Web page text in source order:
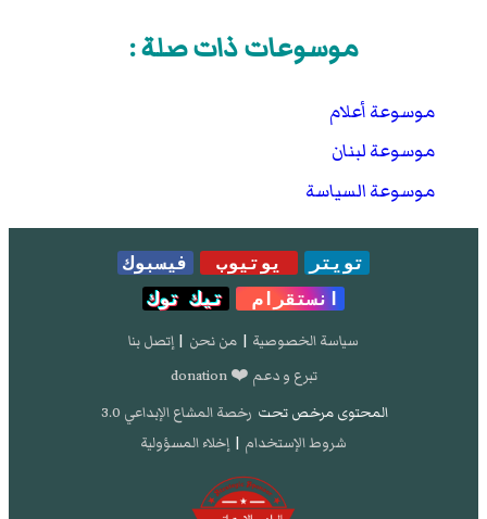
موسوعات ذات صلة :
موسوعة أعلام
موسوعة لبنان
موسوعة السياسة
تويتر يوتيوب
فيسبوك
انستقرام
تيك توك
سياسة الخصوصية | من نحن | إتصل بنا
تبرع و دعم ❤️ donation
المحتوى مرخص تحت رخصة المشاع الإبداعي 3.0
شروط الإستخدام | إخلاء المسؤولية